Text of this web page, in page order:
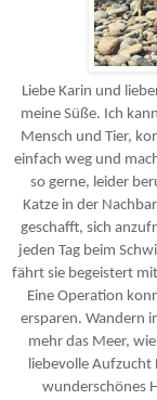
Liebe Karin und
meine Süße. Ich
Mensch und Tier,
einfach weg und
so gerne, leider
Katze in der
geschafft, sich
jeden Tag beim
fährt sie begeistert
Eine Operation
ersparen. Wandern
mehr das Meer,
liebevolle Aufzucht
wunderschönes